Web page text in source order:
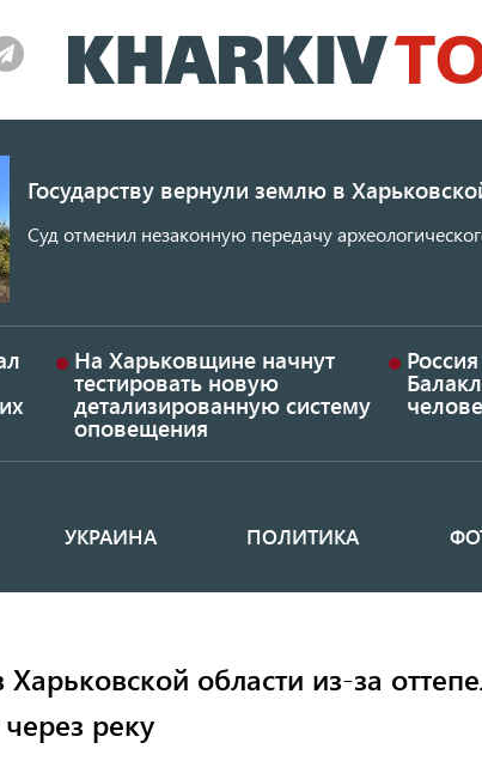
к
основному
Государству вернули землю в
Суд отменил незаконную передачу
На Харьковщине начнут
тестировать новую
детализированную систему
оповещения
УКРАИНА ПОЛИТИКА
области из-за
реку